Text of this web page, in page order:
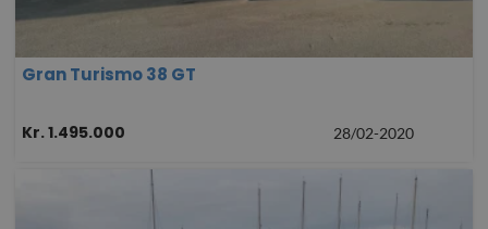
Gran Turismo 38 GT
Kr. 1.495.000 28/02-2020